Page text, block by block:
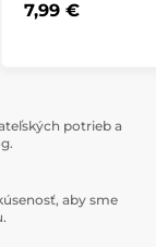
7,99 €
potrieb a
aby sme